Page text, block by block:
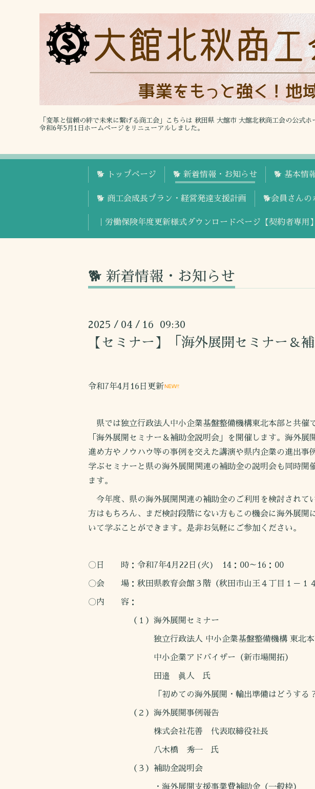
「変革と信頼の絆で未来に繋げる商工会」こちらは 秋田県 大館市 大館北秋商工会の公式ホ
令和6年5月1日ホームページをリニューアルしました。
🐕 トップページ 🐕 新着情報・お知らせ 🐕 基本情
🐕 商工会成長プラン・経営発達支援計画 🐕会員さんの
｜労働保険年度更新様式ダウンロードページ【契約者専用
🐕 新着情報・お知らせ
2025 / 04 / 16 09:30
【セミナー】「海外展開セミナー＆
令和7年4月16日更新
県では独立行政法人中小企業基盤整備機構東北本部と共催で
「海外展開セミナー＆補助金説明会」を開催します。海外展
進め方やノウハウ等の事例を交えた講演や県内企業の進出事
学ぶセミナーと県の海外展開関連の補助金の説明会も同時開
ます。
今年度、県の海外展開関連の補助金のご利用を検討されて
方はもちろん、まだ検討段階にない方もこの機会に海外展開
いて学ぶことができます。是非お気軽にご参加ください。
〇日 時：令和7年4月22日(火) 14：00～16：00
〇会 場：秋田県教育会館３階（秋田市山王４丁目１－１４
〇内 容：
（１）海外展開セミナー
独立行政法人 中小企業基盤整備機構 東北本
中小企業アドバイザー（新市場開拓）
田邉 眞人 氏
「初めての海外展開・輸出準備はどうする？
（２）海外展開事例報告
株式会社花善 代表取締役社長
八木橋 秀一 氏
（３）補助金説明会
・海外展開支援事業費補助金（一般枠）